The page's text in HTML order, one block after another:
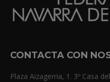
CONTACTA CON
Plaza Aizagerria, 1. 3º Casa